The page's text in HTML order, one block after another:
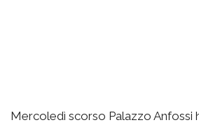
Mercoledì scorso Palazzo Anfossi